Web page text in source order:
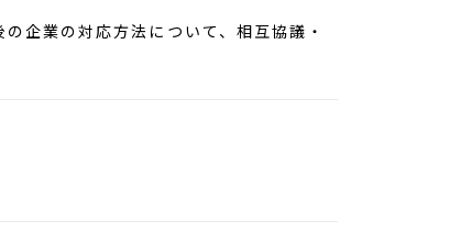
企業の対応方法について、相互協議・